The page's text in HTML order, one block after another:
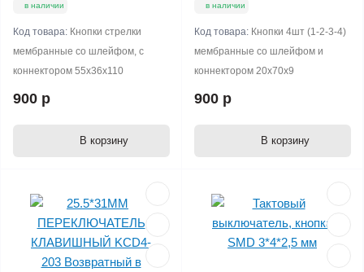
в наличии
Код товара: Кнопки стрелки
мембранные со шлейфом, с
коннектором 55х36х110
900 р
В корзину
в наличии
Код товара: Кнопки 4шт (1-2-3-4)
мембранные со шлейфом и
коннектором 20х70х9
900 р
В корзину